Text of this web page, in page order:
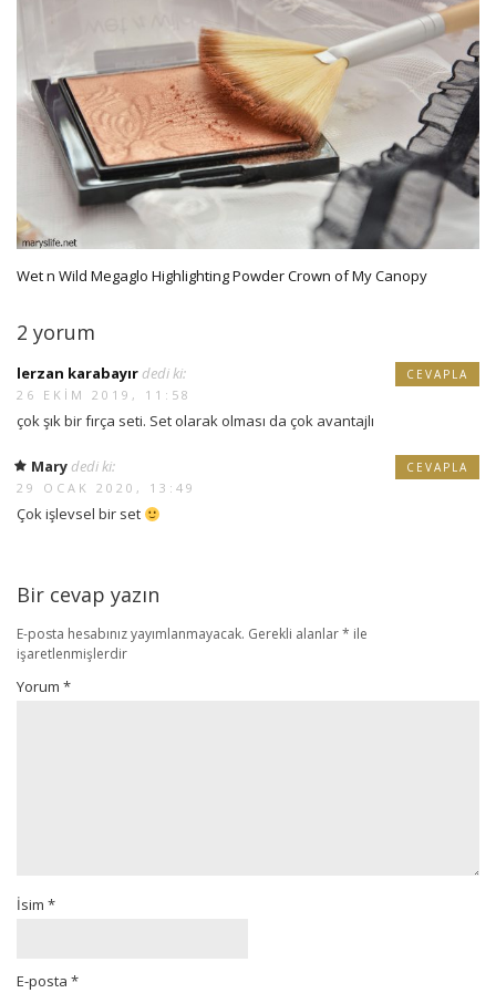
Wet n Wild Megaglo Highlighting Powder Crown of My Canopy
2 yorum
lerzan karabayır dedi ki:
26 EKIM 2019, 11:58
çok şık bir fırça seti. Set olarak olması da çok avantajlı
CEVAPLA
Mary dedi ki:
29 OCAK 2020, 13:49
Çok işlevsel bir set
CEVAPLA
Bir cevap yazın
E-posta hesabınız yayımlanmayacak. Gerekli alanlar* ile
işaretlenmişlerdir
Yorum *
İsim *
E-posta *